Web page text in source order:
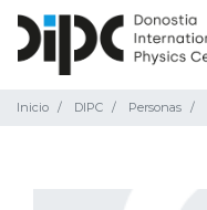
Inicio DIPC Personas